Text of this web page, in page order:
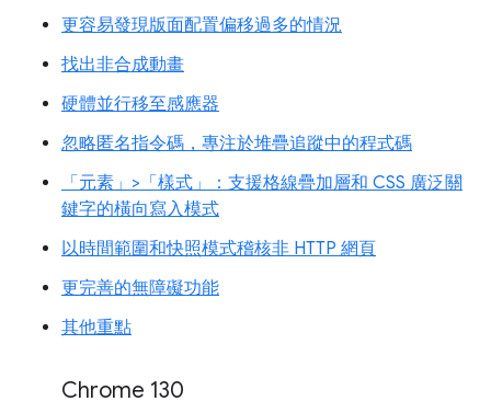
更容易發現版面配置偏移過多的情況
找出非合成動畫
硬體並行移至感應器
忽略匿名指令碼，專注於堆疊追蹤中的程式碼
「元素」>「樣式」：支援格線疊加層和 CSS 廣泛關
鍵字的橫向寫入模式
以時間範圍和快照模式稽核非 HTTP 網頁
更完善的無障礙功能
其他重點
Chrome 130